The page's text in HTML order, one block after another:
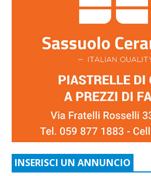
INSERISCI UN ANNUNCIO